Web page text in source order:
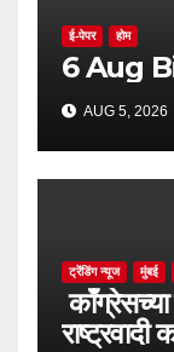
ई-पेपर होम
6
AUG 5, 2026
ट्रेंडिंग न्यूज मुंबई
काँग्रेसच्या